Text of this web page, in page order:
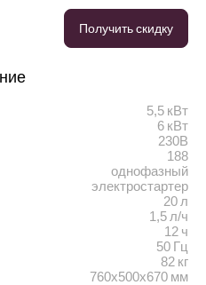
Получить скидку
5,5 кВт
6 кВт
230В
188
однофазный
электростартер
20 л
1,5 л/ч
12 ч
50 Гц
82 кг
760х500х670 мм